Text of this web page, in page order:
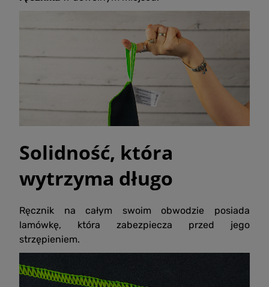
Solidność, która
wytrzyma długo
Ręcznik na całym swoim obwodzie posiada
lamówkę, która zabezpiecza przed jego
strzępieniem.